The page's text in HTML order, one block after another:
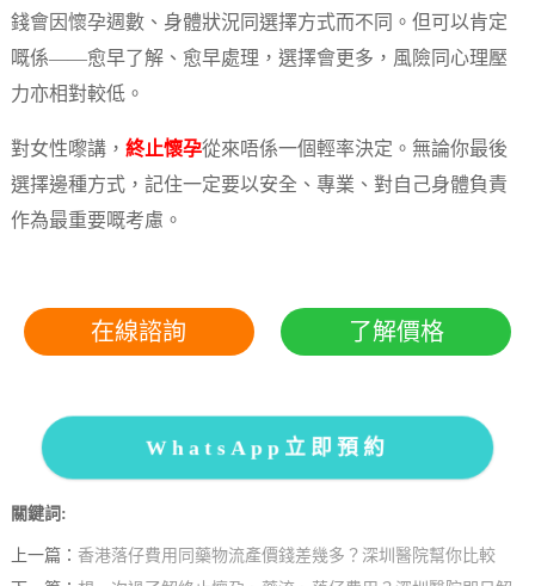
錢會因懷孕週數、身體狀況同選擇方式而不同。但可以肯定
嘅係——愈早了解、愈早處理，選擇會更多，風險同心理壓
力亦相對較低。
對女性嚟講， 終止懷孕從來唔係一個輕率決定。無論你最後
選擇邊種方式，記住一定要以安全、專業、對自己身體負責
作為最重要嘅考慮。
在線諮詢 了解價格
WhatsApp立即預約
關鍵詞:
上一篇： 香港落仔費用同藥物流產價錢差幾多？深圳醫院幫你比較